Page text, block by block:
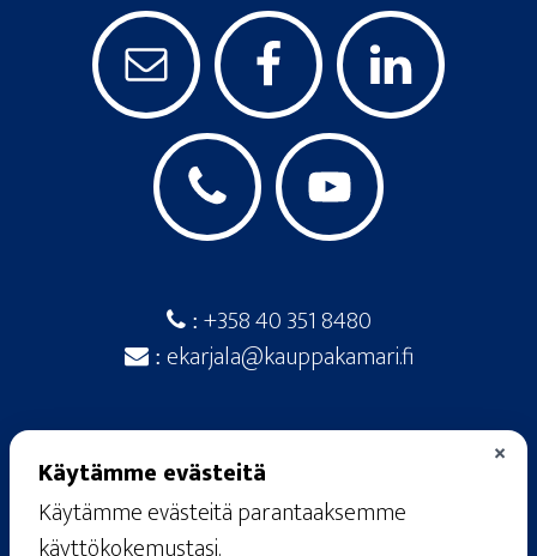
: +358 40 351 8480
: ekarjala@kauppakamari.fi
© 2026· Etelä-Karjalan kauppakamari ·
×
Käytämme evästeitä
Käytämme evästeitä parantaaksemme